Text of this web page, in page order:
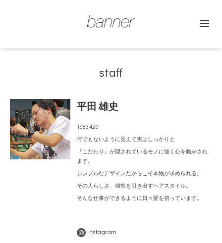
staff
平田 雄史
1983.4.20
何でもないように見えて実はしっかりと
『こだわり』が隠されているモノに強く心を動かされ
ます。
シンプルなデザインだからこそ本物が求められる。
その人らしさ、個性を引き出すヘアスタイル。
そんな仕事ができるように日々髪を切っています。
Instagram